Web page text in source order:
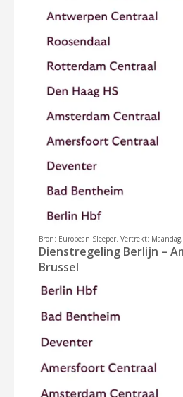
Bron: European Sleeper. Vertrekt:
Dienstregeling Berlijn –
Brussel